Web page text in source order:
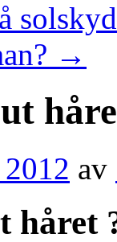
→
av
håret